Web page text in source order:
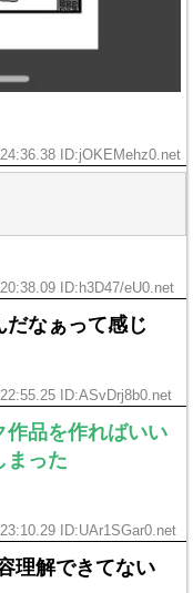
ID:jOKEMehz0.net
ID:h3D47/eU0.net
なぁって感じ
ID:ASvDrj8b0.net
作品を作ればいい
まった
ID:UAr1SGar0.net
理解できてない